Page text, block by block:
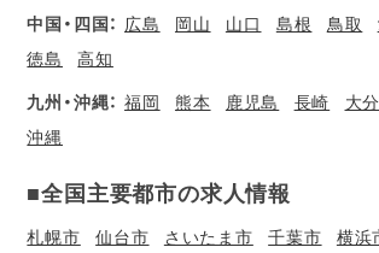
中国・四国： 広島 岡山 山口 島根 鳥取
徳島
高知
九州・沖縄： 福岡 熊本 鹿児島 長崎 大分
沖縄
■全国主要都市の求人情報
札幌市 仙台市 さいたま市 千葉市 横浜